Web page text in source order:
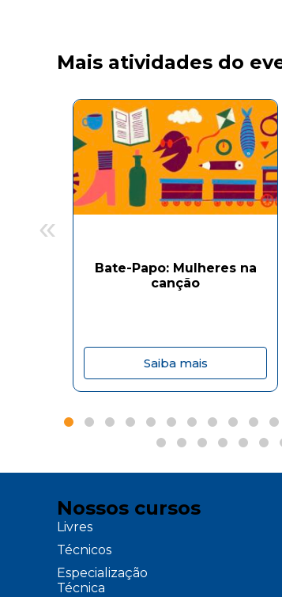
Mais atividades do
Bate-Papo: Mulheres na
canção
Saiba mais
«
Nossos cursos
Livres
Técnicos
Especialização
Técnica